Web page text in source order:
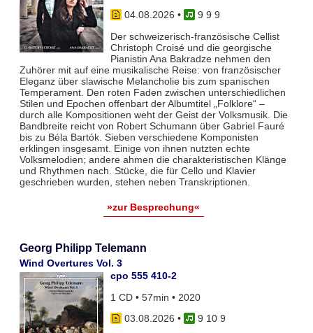
04.08.2026 •
9 9 9
Der schweizerisch-französische Cellist
Christoph Croisé und die georgische
Pianistin Ana Bakradze nehmen den
Zuhörer mit auf eine musikalische Reise: von französischer
Eleganz über slawische Melancholie bis zum spanischen
Temperament. Den roten Faden zwischen unterschiedlichen
Stilen und Epochen offenbart der Albumtitel „Folklore“ –
durch alle Kompositionen weht der Geist der Volksmusik. Die
Bandbreite reicht von Robert Schumann über Gabriel Fauré
bis zu Béla Bartók. Sieben verschiedene Komponisten
erklingen insgesamt. Einige von ihnen nutzten echte
Volksmelodien; andere ahmen die charakteristischen Klänge
und Rhythmen nach. Stücke, die für Cello und Klavier
geschrieben wurden, stehen neben Transkriptionen.
»zur Besprechung«
Georg Philipp Telemann
Wind Overtures Vol. 3
cpo 555 410-2
1 CD • 57min • 2020
03.08.2026 •
9 10 9